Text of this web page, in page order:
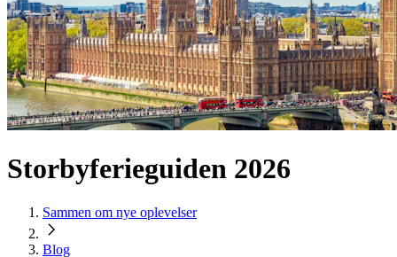
Storbyferieguiden 2026
Sammen om nye oplevelser
Blog